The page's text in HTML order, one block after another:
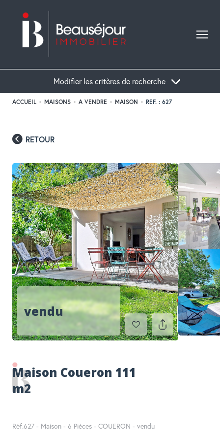
Modifier les critères de recherche
RECHERCHER
ACCUEIL MAISONS A VENDRE MAISON REF. : 627
Maison Coueron 111
m2
Réf.627 - Maison - 6 Pièces - COUERON - vendu
vendu